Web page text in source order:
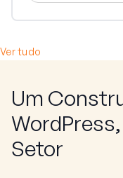
Ver tudo
Um
Setor